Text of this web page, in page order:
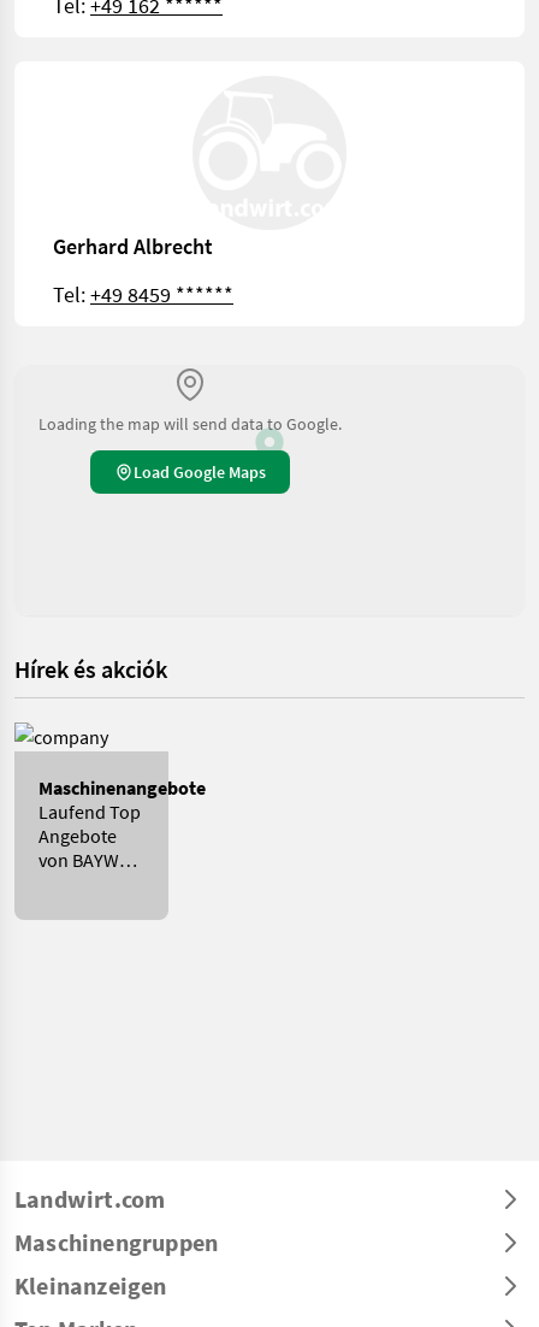
Gerhard Albrecht
Tel:+49 8459 ******
Loading the map will send data to Google.
Load Google Maps
Hírek és akciók
Maschinenangebote
Laufend Top
Angebote
von BAYWA
Landwirt.com
Maschinengruppen
Kleinanzeigen